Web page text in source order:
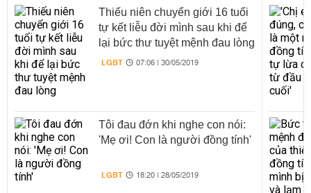
Thiếu niên chuyển giới 16 tuổi
tự kết liễu đời mình sau khi để
lại bức thư tuyệt mệnh đau lòng
LGBT 07:06 | 30/05/2019
Tôi đau đớn khi nghe con nói:
'Mẹ ơi! Con là người đồng tính'
LGBT 18:20 | 28/05/2019